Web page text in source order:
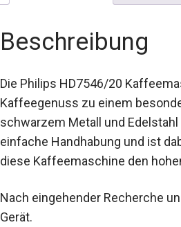
Beschreibung
Die Philips HD7546/20
Kaffeegenuss zu einem
schwarzem Metall und
einfache Handhabung und ist
diese Kaffeemaschine den
Nach eingehender Recherche
Gerät.